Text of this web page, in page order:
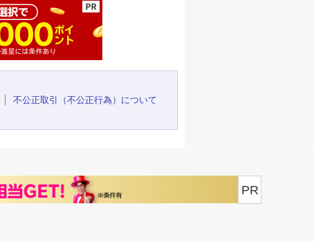
不公正取引（不公正行為）について
PR